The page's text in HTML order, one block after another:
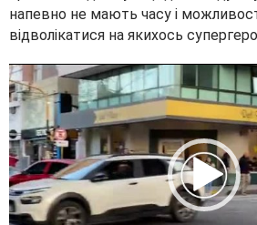
напевно не мають часу і
відволікатися на якихось
V
i
d
e
o
P
l
a